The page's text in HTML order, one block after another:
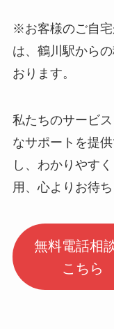
※お客様のご自
は、鶴川駅から
おります。
私たちのサービ
なサポートを提
し、わかりやす
用、心よりお待ち
無料電話相
こちら